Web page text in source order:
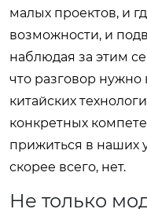
малых проектов, и
возможности, и
наблюдая за этим
что разговор нужно
китайских
конкретных
прижиться в наших
скорее всего, нет.
Не только